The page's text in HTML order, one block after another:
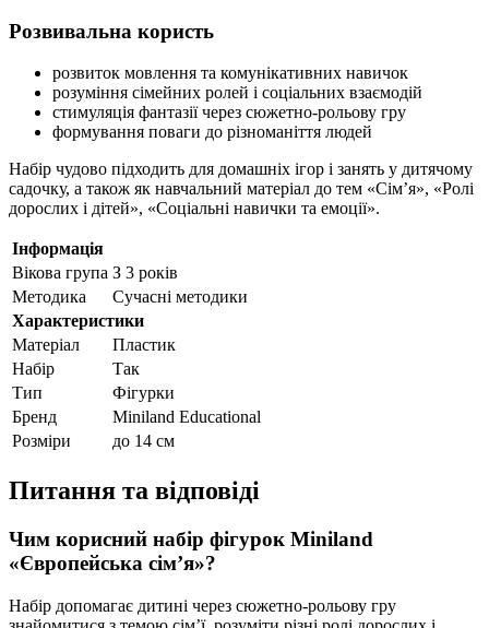
Розвивальна користь
розвиток мовлення та комунікативних навичок
розуміння сімейних ролей і соціальних взаємодій
стимуляція фантазії через сюжетно-рольову гру
формування поваги до різноманіття людей
Набір чудово підходить для домашніх ігор і занять у дитячому
садочку, а також як навчальний матеріал до тем «Сім’я», «Ролі
дорослих і дітей», «Соціальні навички та емоції».
Інформація
Вікова група З 3 років
Методика
Сучасні методики
Характеристики
Матеріал
Пластик
Набір
Так
Тип
Фігурки
Бренд
Miniland Educational
Розміри
до 14 см
Питання та відповіді
Чим корисний набір фігурок Miniland
«Європейська сім’я»?
Набір допомагає дитині через сюжетно-рольову гру